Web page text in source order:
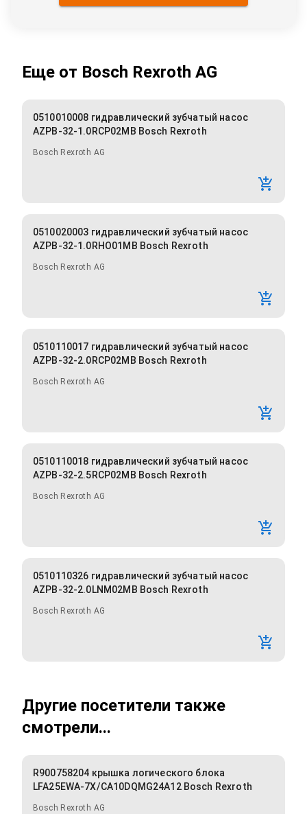
Еще от Bosch Rexroth AG
0510010008 гидравлический зубчатый насос
AZPB-32-1.0RCP02MB Bosch Rexroth
Bosch Rexroth AG
0510020003 гидравлический зубчатый насос
AZPB-32-1.0RHO01MB Bosch Rexroth
Bosch Rexroth AG
0510110017 гидравлический зубчатый насос
AZPB-32-2.0RCP02MB Bosch Rexroth
Bosch Rexroth AG
0510110018 гидравлический зубчатый насос
AZPB-32-2.5RCP02MB Bosch Rexroth
Bosch Rexroth AG
0510110326 гидравлический зубчатый насос
AZPB-32-2.0LNM02MB Bosch Rexroth
Bosch Rexroth AG
Другие посетители также
смотрели...
R900758204 крышка логического блока
LFA25EWA-7X/CA10DQMG24A12 Bosch Rexroth
Bosch Rexroth AG